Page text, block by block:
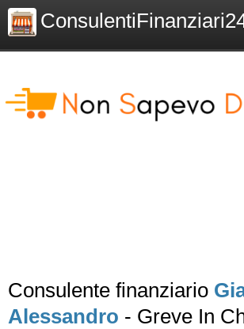
Consulente finanziario
Alessandro - Greve In